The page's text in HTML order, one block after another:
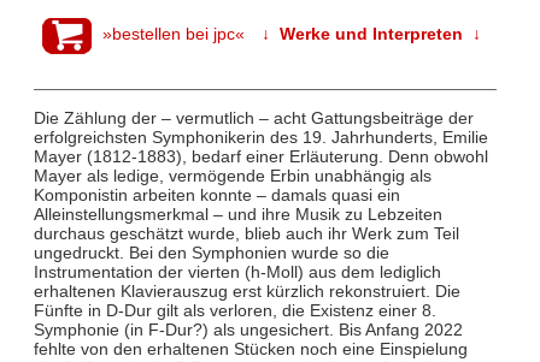
»bestellen bei jpc« ↓ Werke und Interpreten ↓
Die Zählung der – vermutlich – acht Gattungsbeiträge der
erfolgreichsten Symphonikerin des 19. Jahrhunderts, Emilie
Mayer (1812-1883), bedarf einer Erläuterung. Denn obwohl
Mayer als ledige, vermögende Erbin unabhängig als
Komponistin arbeiten konnte – damals quasi ein
Alleinstellungsmerkmal – und ihre Musik zu Lebzeiten
durchaus geschätzt wurde, blieb auch ihr Werk zum Teil
ungedruckt. Bei den Symphonien wurde so die
Instrumentation der vierten (h-Moll) aus dem lediglich
erhaltenen Klavierauszug erst kürzlich rekonstruiert. Die
Fünfte in D-Dur gilt als verloren, die Existenz einer 8.
Symphonie (in F-Dur?) als ungesichert. Bis Anfang 2022
fehlte von den erhaltenen Stücken noch eine Einspielung